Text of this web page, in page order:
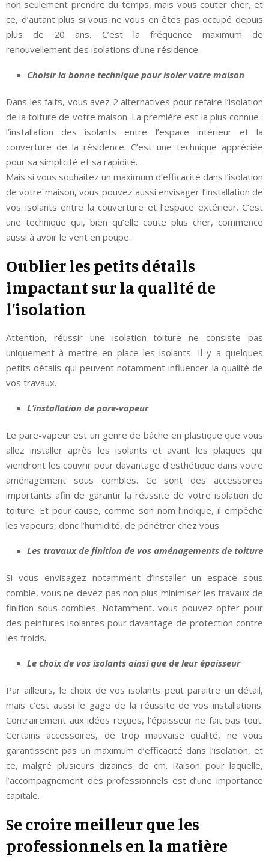
non seulement prendre du temps, mais vous couter cher, et
ce, d’autant plus si vous ne vous en êtes pas occupé depuis
plus de 20 ans. C’est la fréquence maximum de
renouvellement des isolations d’une résidence.
Choisir la bonne technique pour isoler votre maison
Dans les faits, vous avez 2 alternatives pour refaire l’isolation
de la toiture de votre maison. La première est la plus connue :
l’installation des isolants entre l’espace intérieur et la
couverture de la résidence. C’est une technique appréciée
pour sa simplicité et sa rapidité.
Mais si vous souhaitez un maximum d’efficacité dans l’isolation
de votre maison, vous pouvez aussi envisager l’installation de
vos isolants entre la couverture et l’espace extérieur. C’est
une technique qui, bien qu’elle coute plus cher, commence
aussi à avoir le vent en poupe.
Oublier les petits détails
impactant sur la qualité de
l’isolation
Attention, réussir une isolation toiture ne consiste pas
uniquement à mettre en place les isolants. Il y a quelques
petits détails qui peuvent notamment influencer la qualité de
vos travaux.
L’installation de pare-vapeur
Le pare-vapeur est un genre de bâche en plastique que vous
allez installer après les isolants et avant les plaques qui
viendront les couvrir pour davantage d’esthétique dans votre
aménagement sous combles. Ce sont des accessoires
importants afin de garantir la réussite de votre isolation de
toiture. Et pour cause, comme son nom l’indique, il empêche
les vapeurs, donc l’humidité, de pénétrer chez vous.
Les travaux de finition de vos aménagements de toiture
Si vous envisagez notamment d’installer un espace sous
comble, vous ne devez pas non plus minimiser les travaux de
finition sous combles. Notamment, vous pouvez opter pour
des peintures isolantes pour davantage de protection contre
les froids.
Le choix de vos isolants ainsi que de leur épaisseur
Par ailleurs, le choix de vos isolants peut paraitre un détail,
mais c’est aussi le gage de la réussite de vos installations.
Contrairement aux idées reçues, l’épaisseur ne fait pas tout.
Certains accessoires, de trop mauvaise qualité, ne vous
garantissent pas un maximum d’efficacité dans l’isolation, et
ce, malgré plusieurs dizaines de cm. Raison pour laquelle,
l’accompagnement des professionnels est d’une importance
capitale.
Se croire meilleur que les
professionnels en la matière